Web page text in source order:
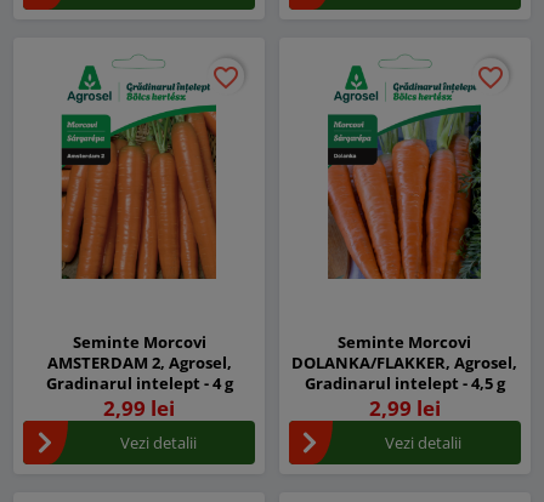
favorite_border
favorite_border
Seminte Morcovi
AMSTERDAM 2, Agrosel,
Gradinarul intelept - 4 g
2,99 lei
Vezi detalii
favorite_border
favorite_border
Seminte Morcovi
DOLANKA/FLAKKER, Agrosel,
Gradinarul intelept - 4,5 g
2,99 lei
Vezi detalii